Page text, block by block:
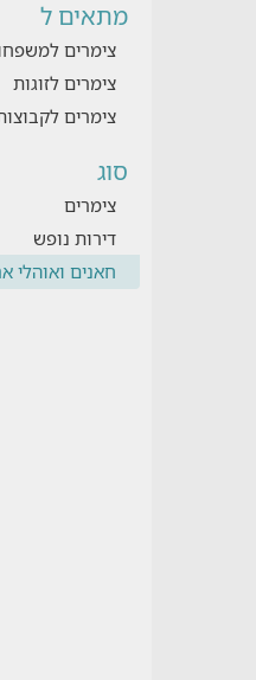
מתאים ל
צימרים
צימרים לזוגות
צימרים
סוג
צימרים
דירות נופש
חאנים ואוהלי